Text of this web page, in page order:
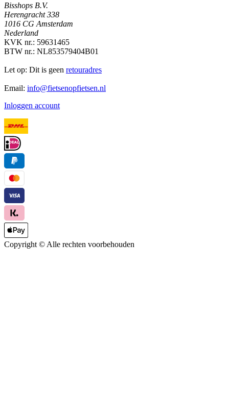
Bisshops B.V.
Herengracht 338
1016 CG Amsterdam
Nederland
KVK nr.: 59631465
BTW nr.: NL853579404B01
Let op: Dit is geen retouradres
Email: info@fietsenopfietsen.nl
Inloggen account
Copyright © Alle rechten voorbehouden